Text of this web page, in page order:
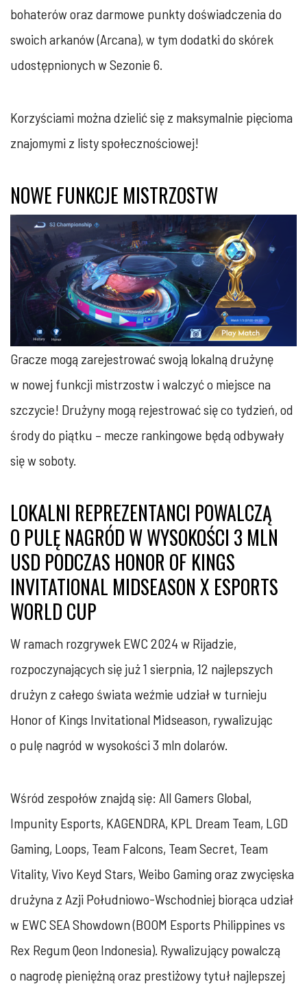
bohaterów oraz darmowe punkty doświadczenia do
swoich arkanów (Arcana), w tym dodatki do skórek
udostępnionych w Sezonie 6.
Korzyściami można dzielić się z maksymalnie pięcioma
znajomymi z listy społecznościowej!
NOWE FUNKCJE MISTRZOSTW
Gracze mogą zarejestrować swoją lokalną drużynę
w nowej funkcji mistrzostw i walczyć o miejsce na
szczycie! Drużyny mogą rejestrować się co tydzień, od
środy do piątku – mecze rankingowe będą odbywały
się w soboty.
LOKALNI REPREZENTANCI POWALCZĄ
O PULĘ NAGRÓD W WYSOKOŚCI 3 MLN
USD PODCZAS HONOR OF KINGS
INVITATIONAL MIDSEASON X ESPORTS
WORLD CUP
W ramach rozgrywek EWC 2024 w Rijadzie,
rozpoczynających się już 1 sierpnia, 12 najlepszych
drużyn z całego świata weźmie udział w turnieju
Honor of Kings Invitational Midseason, rywalizując
o pulę nagród w wysokości 3 mln dolarów.
Wśród zespołów znajdą się: All Gamers Global,
Impunity Esports, KAGENDRA, KPL Dream Team, LGD
Gaming, Loops, Team Falcons, Team Secret, Team
Vitality, Vivo Keyd Stars, Weibo Gaming oraz zwycięska
drużyna z Azji Południowo-Wschodniej biorąca udział
w EWC SEA Showdown (BOOM Esports Philippines vs
Rex Regum Qeon Indonesia). Rywalizujący powalczą
o nagrodę pieniężną oraz prestiżowy tytuł najlepszej